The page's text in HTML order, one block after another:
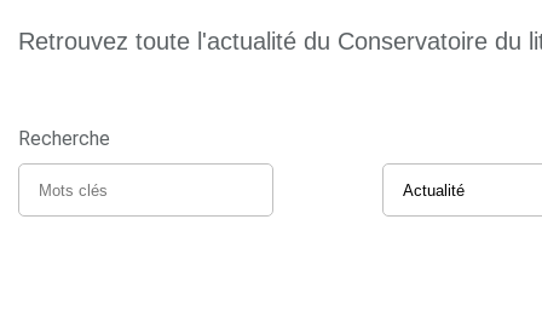
Retrouvez toute l'actualité du Conservatoire du
Recherche